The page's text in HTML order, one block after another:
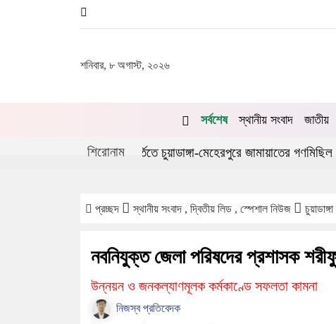
শনিবার, ৮ অগাস্ট, ২০২৬
সর্বশেষ স্থানীয় সংবাদ জাতীয়
শিরোনাম
দ্বিতীয় বর্ষপূর্তিতে চুয়াডাঙ্গা-মেহেরপুরে জামায়াতের গণমিছিল
প্রচ্ছদ স্থানীয় সংবাদ , দ্বিতীয় লিড , স্পেশাল নিউজ
নবনিযুক্ত জেলা পরিষদের প্রশাসক
উন্নয়ন ও জনকল্যাণমূলক কর্মকাণ্ডে সফলতা কামনা
নিজস্ব প্রতিবেদক